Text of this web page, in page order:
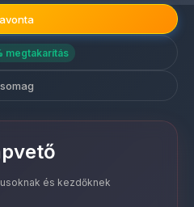
megtakarítás
és kezdőknek